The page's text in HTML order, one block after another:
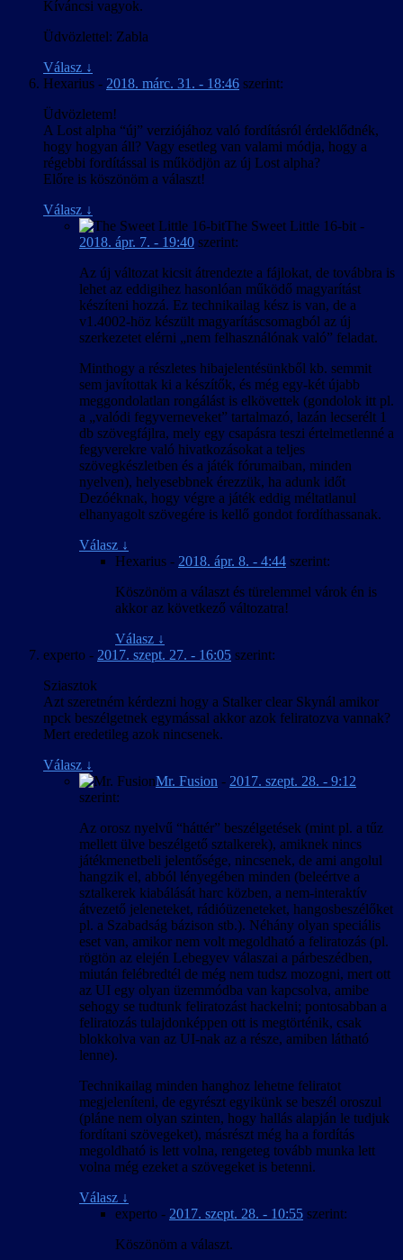
Kíváncsi vagyok.
Üdvözlettel: Zabla
Válasz ↓
Hexarius - 2018. márc. 31. - 18:46 szerint:
Üdvözletem!
A Lost alpha “új” verziójához való fordításról érdeklődnék,
hogy hogyan áll? Vagy esetleg van valami módja, hogy a
régebbi fordítással is működjön az új Lost alpha?
Előre is köszönöm a választ!
Válasz ↓
The Sweet Little 16-bit -
2018. ápr. 7. - 19:40 szerint:
Az új változat kicsit átrendezte a fájlokat, de továbbra is
lehet az eddigihez hasonlóan működő magyarítást
készíteni hozzá. Ez technikailag kész is van, de a
v1.4002-höz készült magyarításcsomagból az új
szerkezetet elérni „nem felhasználónak való” feladat.
Minthogy a részletes hibajelentésünkből kb. semmit
sem javítottak ki a készítők, és még egy-két újabb
meggondolatlan rongálást is elkövettek (gondolok itt pl.
a „valódi fegyverneveket” tartalmazó, lazán lecserélt 1
db szövegfájlra, mely egy csapásra teszi értelmetlenné a
fegyverekre való hivatkozásokat a teljes
szövegkészletben és a játék fórumaiban, minden
nyelven), helyesebbnek érezzük, ha adunk időt
Dezóéknak, hogy végre a játék eddig méltatlanul
elhanyagolt szövegére is kellő gondot fordíthassanak.
Válasz ↓
Hexarius - 2018. ápr. 8. - 4:44 szerint:
Köszönöm a választ és türelemmel várok én is
akkor az következő változatra!
Válasz ↓
experto - 2017. szept. 27. - 16:05 szerint:
Sziasztok
Azt szeretném kérdezni hogy a Stalker clear Skynál amikor
npck beszélgetnek egymással akkor azok feliratozva vannak?
Mert eredetileg azok nincsenek.
Válasz ↓
Mr. Fusion - 2017. szept. 28. - 9:12
szerint:
Az orosz nyelvű “háttér” beszélgetések (mint pl. a tűz
mellett ülve beszélgető sztalkerek), amiknek nincs
játékmenetbeli jelentősége, nincsenek, de ami angolul
hangzik el, abból lényegében minden (beleértve a
sztalkerek kiabálását harc közben, a nem-interaktív
átvezető jeleneteket, rádióüzeneteket, hangosbeszélőket
pl. a Szabadság bázison stb.). Néhány olyan speciális
eset van, amikor nem volt megoldható a feliratozás (pl.
rögtön az elején Lebegyev válaszai a párbeszédben,
miután felébredtél de még nem tudsz mozogni, mert ott
az UI egy olyan üzemmódba van kapcsolva, amibe
sehogy se tudtunk feliratozást hackelni; pontosabban a
feliratozás tulajdonképpen ott is megtörténik, csak
blokkolva van az UI-nak az a része, amiben látható
lenne).
Technikailag minden hanghoz lehetne feliratot
megjeleníteni, de egyrészt egyikünk se beszél oroszul
(pláne nem olyan szinten, hogy hallás alapján le tudjuk
fordítani szövegeket), másrészt még ha a fordítás
megoldható is lett volna, rengeteg tovább munka lett
volna még ezeket a szövegeket is betenni.
Válasz ↓
experto - 2017. szept. 28. - 10:55 szerint:
Köszönöm a választ.